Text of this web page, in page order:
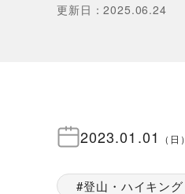
更新日 ：2025.06.24
2023.01.01 （ 日 ）
登山・ハイキング